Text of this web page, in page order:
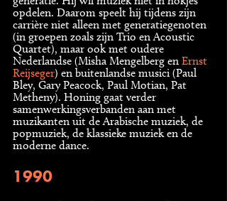
opdelen. Daarom speelt hij tijdens zijn
carrière niet alleen met generatiegenoten
(in groepen zoals zijn Trio en Acoustic
Quartet), maar ook met oudere
Nederlandse (Misha Mengelberg en Ernst
Reijseger) en buitenlandse musici (Paul
Bley, Gary Peacock, Paul Motian, Pat
Metheny). Honing gaat verder
samenwerkingsverbanden aan met
muzikanten uit de Arabische muziek, de
popmuziek, de klassieke muziek en de
moderne dance.
1990